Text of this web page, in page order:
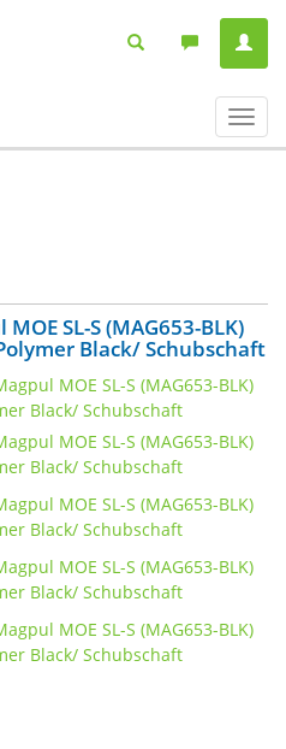
ein-/
SL-S (MAG653-BLK)
Black/ Schubschaft